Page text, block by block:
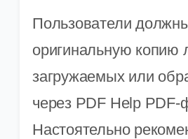
Пользователи
оригинальную копию
загружаемых или
через PDF Help PDF-
Настоятельно